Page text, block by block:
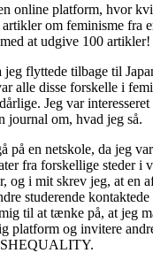
online platform, hvor
om feminisme fra
at udgive 100 artikler!
jeg flyttede tilbage til
alle disse forskelle i
Jeg var
journal om, hvad jeg så.
på en netskole, da jeg
fra forskellige steder i
og i mit skrev jeg, at en
studerende
til at tænke på, at jeg
platform og invitere
SHEQUALITY.